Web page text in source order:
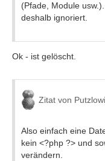
(Pfade, Module
deshalb ignoriert.
Ok - ist gelöscht.
Zitat von
Also einfach eine
kein <?php ?> und
verändern.